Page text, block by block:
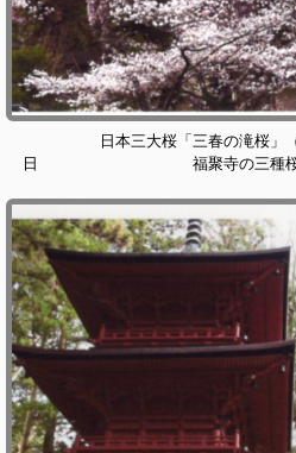
日本三大桜「三春の滝桜」（
日 福聚寺の三種桜（